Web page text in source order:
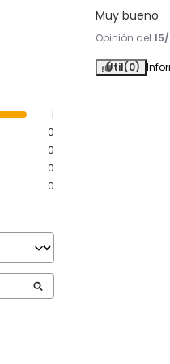
1
0
0
0
0
Muy bueno
Opinión del
Útil(0)